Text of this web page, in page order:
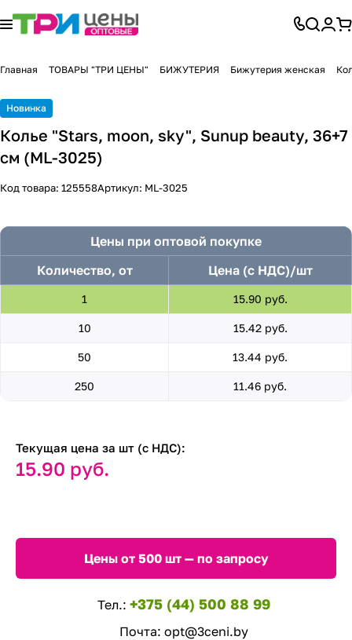
Главная ТОВАРЫ "ТРИ ЦЕНЫ" БИЖУТЕРИЯ Бижутерия женская
Новинка
Колье "Stars, moon, sky", Sunup beauty, 36+7
см (ML-3025)
Код товара: 125558Артикул: ML-3025
Цены при оптовой покупке
Количество, от
Цена (с НДС)/шт
1 15.90 руб.
10 15.42 руб.
50 13.44 руб.
250 11.46 руб.
Текущая цена за шт (с НДС):
15.90 руб.
Цены от 500 шт — по запросу
Тел.: +375 (44) 500 88 99
Почта: opt@3ceni.by